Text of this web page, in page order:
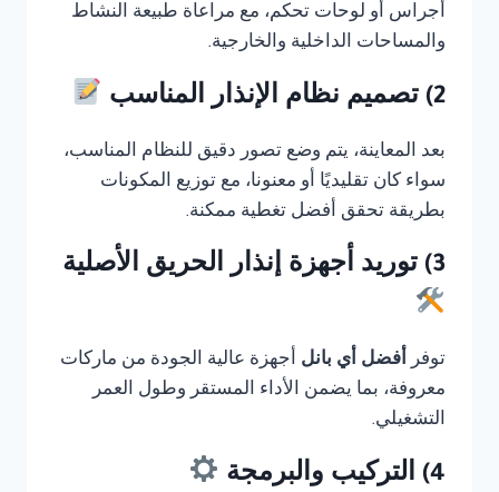
أجراس أو لوحات تحكم، مع مراعاة طبيعة النشاط
والمساحات الداخلية والخارجية.
2) تصميم نظام الإنذار المناسب
بعد المعاينة، يتم وضع تصور دقيق للنظام المناسب،
سواء كان تقليديًا أو معنونا، مع توزيع المكونات
بطريقة تحقق أفضل تغطية ممكنة.
3) توريد أجهزة إنذار الحريق الأصلية
توفر أفضل أي بانل أجهزة عالية الجودة من ماركات
معروفة، بما يضمن الأداء المستقر وطول العمر
التشغيلي.
4) التركيب والبرمجة